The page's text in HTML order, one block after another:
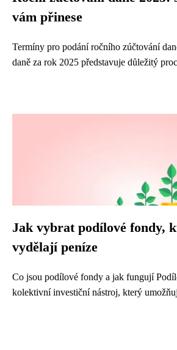
vám přinese
Termíny pro podání ročního zúčtování
daně za rok 2025 představuje důležitý
Jak vybrat podílové fondy,
vydělají peníze
Co jsou podílové fondy a jak fungují
kolektivní investiční nástroj, který